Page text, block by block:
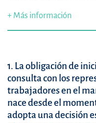
+ Más información
1. La obligación de
consulta con los
trabajadores en el
nace desde el
adopta una decisión